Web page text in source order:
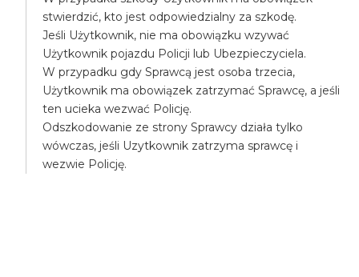
stwierdzić, kto jest odpowiedzialny za szkodę.
Jeśli Użytkownik, nie ma obowiązku wzywać
Użytkownik pojazdu Policji lub Ubezpieczyciela.
W przypadku gdy Sprawcą jest osoba trzecia,
Użytkownik ma obowiązek zatrzymać Sprawcę, a jeśli
ten ucieka wezwać Policję.
Odszkodowanie ze strony Sprawcy działa tylko
wówczas, jeśli Uzytkownik zatrzyma sprawcę i
wezwie Policję.